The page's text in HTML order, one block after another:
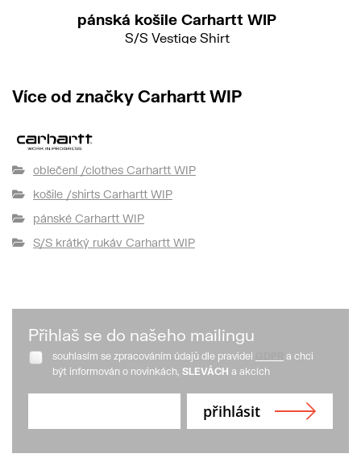
pánská košile Carhartt WIP
S/S Vestige Shirt
Více od značky Carhartt WIP
oblečení /clothes Carhartt WIP
košile /shirts Carhartt WIP
pánské Carhartt WIP
S/S krátký rukáv Carhartt WIP
Přihlaš se do našeho mailingu
souhlasím se zpracováním údajů dle pravidel
a chci
být informován o novinkách, SLEVÁCH a akcích